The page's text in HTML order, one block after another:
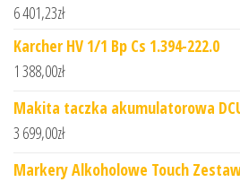
6 401,23zł
Karcher HV 1/1 Bp Cs 1.394-222.0
1 388,00zł
Makita taczka akumulatorowa
3 699,00zł
Markery Alkoholowe Touch